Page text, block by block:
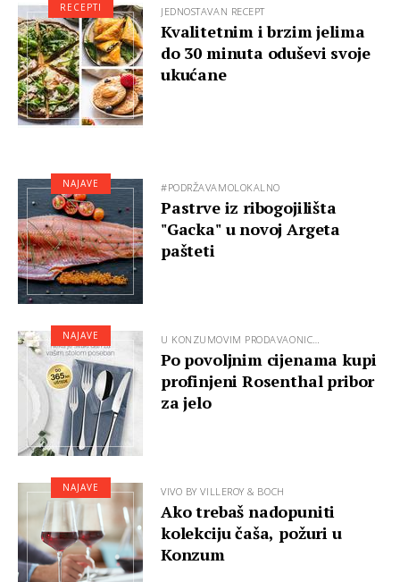
JEDNOSTAVAN RECEPT
Kvalitetnim i brzim jelima
do 30 minuta oduševi svoje
ukućane
RECEPTI
#PODRŽAVAMOLOKALNO
Pastrve iz ribogojilišta
"Gacka" u novoj Argeta
pašteti
NAJAVE
U KONZUMOVIM PRODAVAONIC…
Po povoljnim cijenama kupi
profinjeni Rosenthal pribor
za jelo
NAJAVE
VIVO BY VILLEROY & BOCH
Ako trebaš nadopuniti
kolekciju čaša, požuri u
Konzum
NAJAVE